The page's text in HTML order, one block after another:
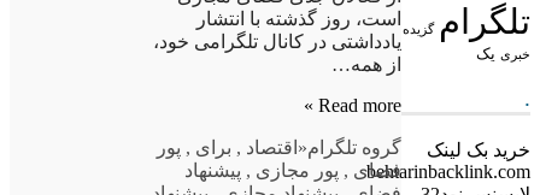
تلگرام گزیده
خبری یک
.
خرید بک لینک
behtarinbacklink.com
است، روز گذشته با انتشار
یادداشتی در کانال تلگرامی خود،
از همه…
Read more »
گروه تلگرام«اقتصاد , برای , پور
فضای , پور مجازی , پیشنهاد